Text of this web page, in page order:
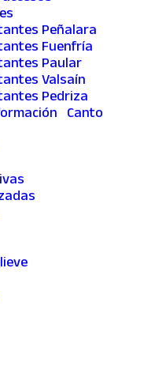
Peñalara
Fuenfría
Paular
Valsaín
Pedriza
Canto